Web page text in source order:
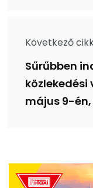
Következő
Sűrűbben
május 9-